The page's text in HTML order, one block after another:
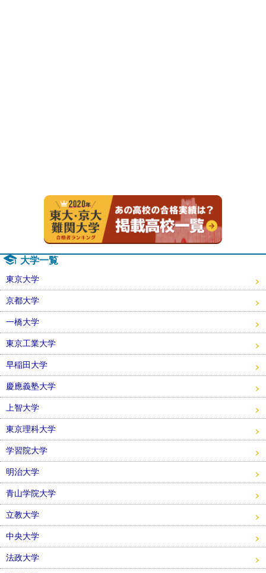
大学一覧
東京大学
京都大学
一橋大学
東京工業大学
早稲田大学
慶應義塾大学
上智大学
東京理科大学
学習院大学
明治大学
青山学院大学
立教大学
中央大学
法政大学